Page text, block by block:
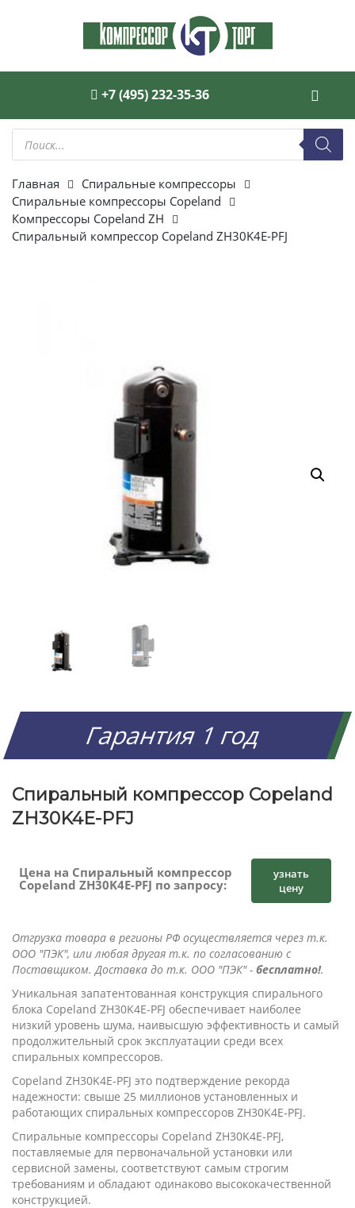
+7 (495) 232-35-36
Поиск
товаров
Главная
Спиральные компрессоры
Спиральные компрессоры Copeland
Компрессоры Copeland ZH
Спиральный компрессор Copeland ZH30K4E-PFJ
Гарантия 1 год
Спиральный компрессор Copeland
ZH30K4E-PFJ
Цена на Спиральный компрессор
Copeland ZH30K4E-PFJ по запросу:
узнать
цену
Отгрузка товара в регионы РФ осуществляется через т.к.
ООО "ПЭК", или любая другая т.к. по согласованию с
Поставщиком. Доставка до т.к. ООО "ПЭК" - бесплатно!.
Уникальная запатентованная конструкция спирального
блока Copeland ZH30K4E-PFJ обеспечивает наиболее
низкий уровень шума, наивысшую эффективность и самый
продолжительный срок эксплуатации среди всех
спиральных компрессоров.
Copeland ZH30K4E-PFJ это подтверждение рекорда
надежности: свыше 25 миллионов установленных и
работающих спиральных компрессоров ZH30K4E-PFJ.
Спиральные компрессоры Copeland ZH30K4E-PFJ,
поставляемые для первоначальной установки или
сервисной замены, соответствуют самым строгим
требованиям и обладают одинаково высококачественной
конструкцией.